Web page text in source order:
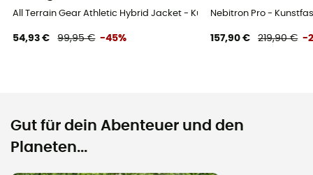
All Terrain Gear Athletic Hybrid Jacket - Kunstfaserjacke - Damen
54,93 € 99,95 € -45%
Nebitron Pro -
157,90 € 219,90 € -
Gut für dein Abenteuer und den
Planeten...